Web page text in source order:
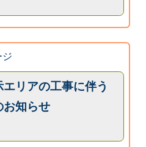
ジ
リアの工事に伴う
お知らせ